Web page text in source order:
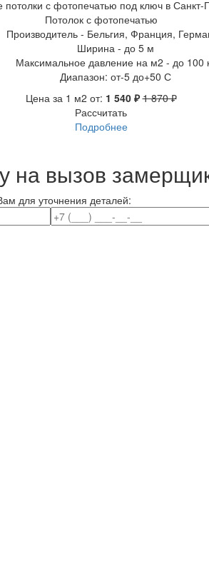
Потолок с фотопечатью
Производитель - Бельгия, Франция,
Ширина - до 5 м
Максимальное давление на м2 - до 100
Диапазон: от-5 до+50 С
Цена за 1 м2 от: 1 540 ₽ 1 870 ₽
Рассчитать
Подробнее
на вызов
для уточнения деталей: